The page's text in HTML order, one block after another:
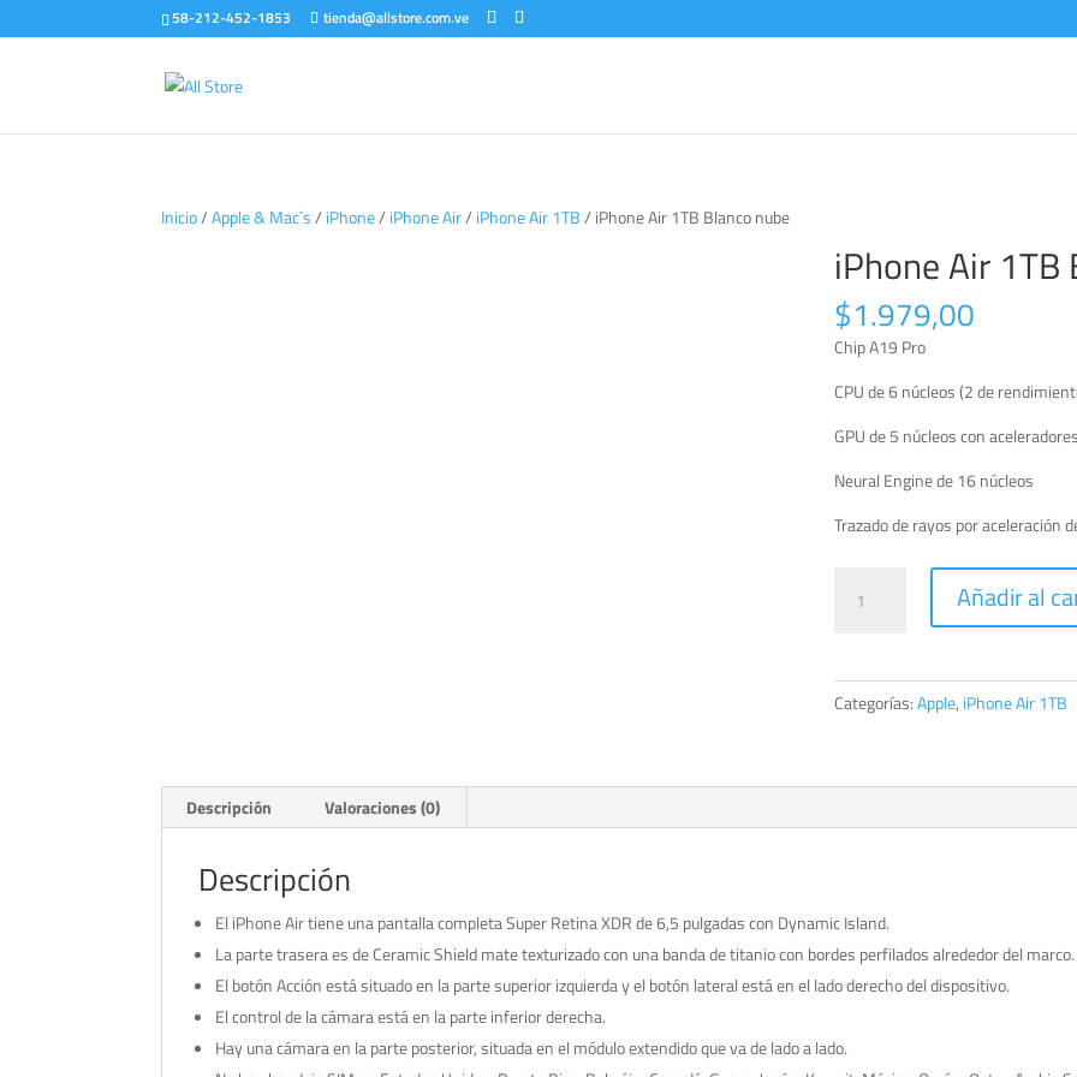
58-212-452-1853 tienda@allstore.com.ve
Inicio/Apple & Mac`s/ iPhone/ iPhone Air/ iPhone Air 1TB/ iPhone Air 1TB Blanco nube
iPhone Air 1TB
$1.979,00
Chip A19 Pro
CPU de 6 núcleos (2 de
GPU de 5 núcleos con
Neural Engine de 16 núcleos
Trazado de rayos por aceleración
cantidad
Añadir al
Categorías:Apple, iPhone Air 1TB
Descripción Valoraciones (0)
Descripción
El iPhone Air tiene una pantalla completa Super Retina XDR de 6,5 pulgadas con Dynamic Island.
La parte trasera es de Ceramic Shield mate texturizado con una banda de titanio con bordes perfilados alrededor del marco.
El botón Acción está situado en la parte superior izquierda y el botón lateral está en el lado derecho del dispositivo.
El control de la cámara está en la parte inferior derecha.
Hay una cámara en la parte posterior, situada en el módulo extendido que va de lado a lado.